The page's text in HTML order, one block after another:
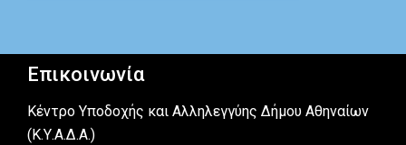
Επικοινωνία
Κέντρο Υποδοχής και Αλληλεγγύης Δήμου Αθηναίων
(Κ.Υ.Α.Δ.Α.)